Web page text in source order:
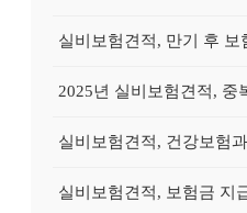
실비보험견적, 만기 후 보
2025년 실비보험견적, 중
실비보험견적, 건강보험
실비보험견적, 보험금 지